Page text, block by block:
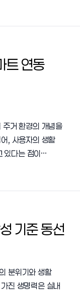
가구의 무게, 채광,
, 유지보수의
있지만, 올바른 자산
후 자산의 매각
글에서는 디자인적
있는 체계적인
트 연동
거 환경의 개념을
, 사용자의 생활
있다는 점이
의 흐름으로
상뿐 아니라, 공간을
만든다.인테리어 iot
자인과 기술이
는 점에서 출발한다.
녹아들며, 사용자는
기준 동선
분위기와 생활
진 생명력은 실내